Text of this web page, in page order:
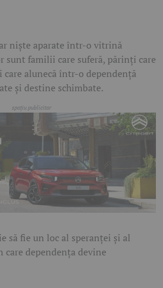
niște aparate într-o vitrină
sunt familii care suferă, părinți care
alunecă într-o dependență
și destine schimbate.
să fie un loc al speranței și al
dependența devine